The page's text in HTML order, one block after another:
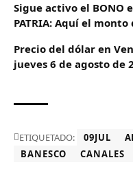
Sigue activo el BONO
PATRIA: Aquí el monto
Precio del dólar en
jueves 6 de agosto de
ETIQUETADO: 09JUL
BANESCO
CANALES